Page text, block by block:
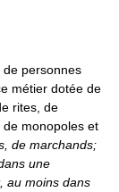
de personnes
métier dotée de
rites, de
monopoles et
de marchands;
une
au moins dans